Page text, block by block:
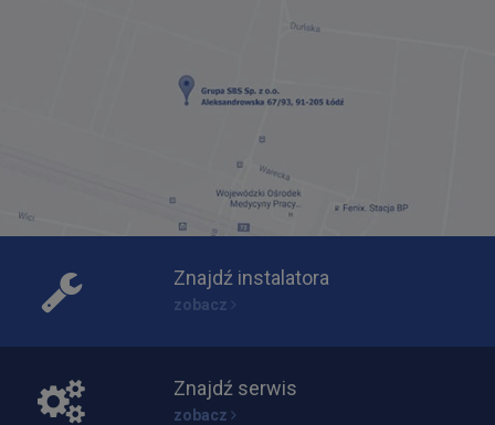
Znajdź instalatora
zobacz
Znajdź serwis
zobacz